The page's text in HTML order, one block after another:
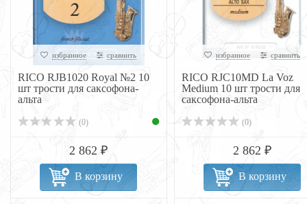
избранное сравнить
RICO RJB1020 Royal №2 10
шт трости для саксофона-
альта
(0)
2 862 ₽
В корзину
избранное сравнить
RICO RJC10MD La Voz
Medium 10 шт трости для
саксофона-альта
(0)
2 862 ₽
В корзину